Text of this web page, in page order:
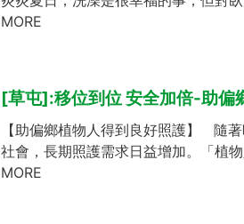
MORE
[草屯]:移位到位 安全加倍-助偏
【助偏鄉植物人得到良好照護】 隨
社會，長期照護需求日益增加。「植
MORE